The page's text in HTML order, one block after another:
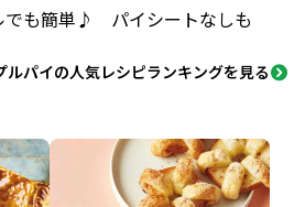
も簡単♪ パイシートなしも
ルパイの人気レシピランキングを見る